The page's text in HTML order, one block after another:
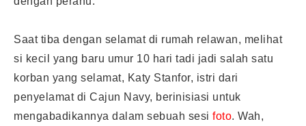
Saat tiba dengan selamat di rumah relawan, melihat
si kecil yang baru umur 10 hari tadi jadi salah satu
korban yang selamat, Katy Stanfor, istri dari
penyelamat di Cajun Navy, berinisiasi untuk
mengabadikannya dalam sebuah sesi foto. Wah,